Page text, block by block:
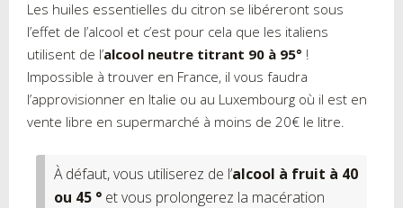
Les huiles essentielles du citron se libéreront sous
l’effet de l’alcool et c’est pour cela que les italiens
utilisent de l’alcool neutre titrant 90 à 95° !
Impossible à trouver en France, il vous faudra
l’approvisionner en Italie ou au Luxembourg où il est en
vente libre en supermarché à moins de 20€ le litre.
À défaut, vous utiliserez de l’alcool à fruit à 40
ou 45 ° et vous prolongerez la macération